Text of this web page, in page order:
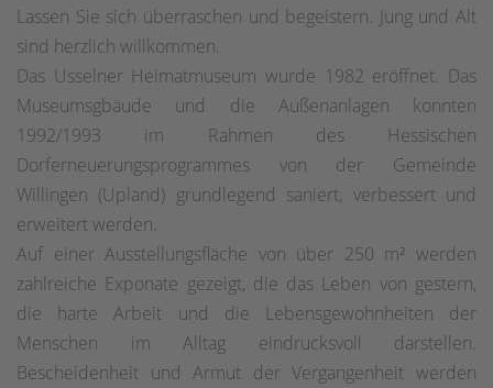
Lassen Sie sich überraschen und begeistern. Jung und Alt
sind herzlich willkommen.
Das Usselner Heimatmuseum wurde 1982 eröffnet. Das
Museumsgbäude und die Außenanlagen konnten
1992/1993 im Rahmen des Hessischen
Dorferneuerungsprogrammes von der Gemeinde
Willingen (Upland) grundlegend saniert, verbessert und
erweitert werden.
Auf einer Ausstellungsfläche von über 250 m² werden
zahlreiche Exponate gezeigt, die das Leben von gestern,
die harte Arbeit und die Lebensgewohnheiten der
Menschen im Alltag eindrucksvoll darstellen.
Bescheidenheit und Armut der Vergangenheit werden